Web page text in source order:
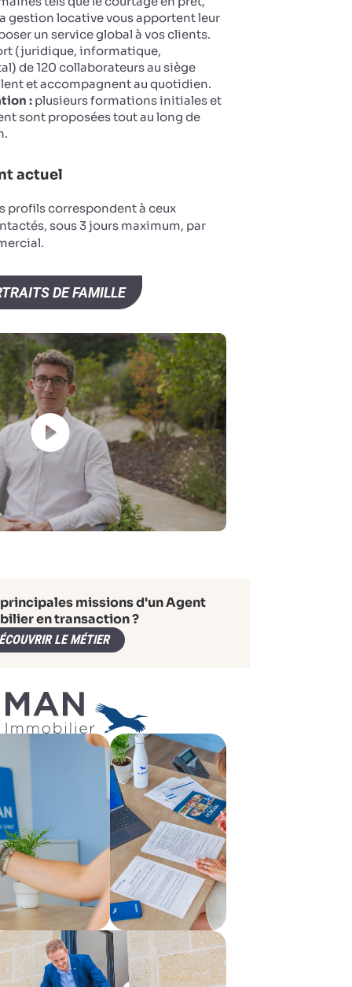
gestion locative vous apportent leur
un service global à vos clients.
(juridique, informatique,
de 120 collaborateurs au siège
et accompagnent au quotidien.
: plusieurs formations initiales et
sont proposées tout au long de
actuel
profils correspondent à ceux
sous 3 jours maximum, par
DE FAMILLE
missions d'un Agent
en transaction ?
LE MÉTIER